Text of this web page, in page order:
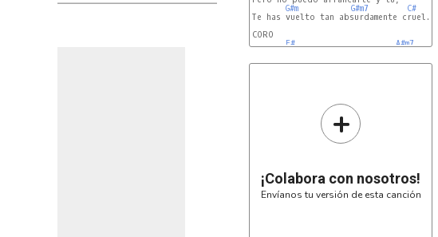
G#m
G#m7
C#
Te has vuelto tan absurdamente cruel....
CORO
F#
A#m7
+
¡Colabora con nosotros!
Envíanos tu versión de esta canción